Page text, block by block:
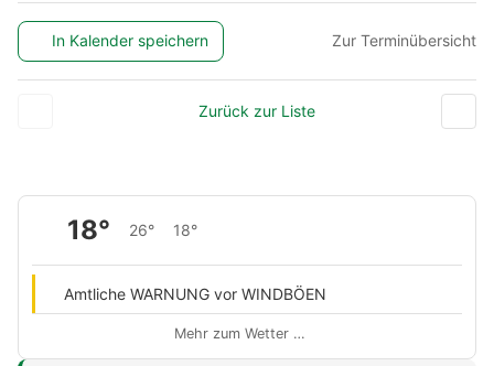
In Kalender speichern Zur Terminübersicht
Zurück zur Liste
18° 26° 18°
Amtliche WARNUNG vor WINDBÖEN
Mehr zum Wetter …